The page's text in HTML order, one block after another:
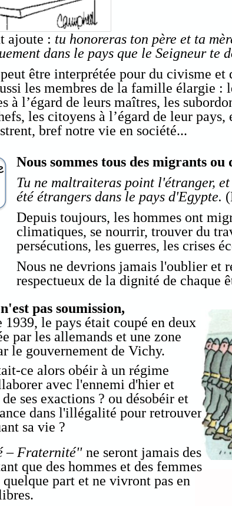
pas soumission,
1939, le pays était coupé en deux
par les allemands et une zone
le gouvernement de Vichy.
ce alors obéir à un régime
avec l'ennemi d'hier et
ses exactions ? ou désobéir et
dans l'illégalité pour retrouver
sa vie ?
– Fraternité'' ne seront jamais des
que des hommes et des femmes
part et ne vivront pas en
Nous sommes tous des migrants
Tu ne maltraiteras point l'étranger,
été étrangers dans le pays d'Egypte.
Depuis toujours, les hommes ont
climatiques, se nourrir, trouver du
persécutions, les guerres, les crises
Nous ne devrions jamais l'oublier et
respectueux de la dignité de chaque
ajoute : tu honoreras ton père et ta
dans le pays que le Seigneur te
être interprétée pour du civisme et
les membres de la famille élargie :
à l’égard de leurs maîtres, les
les citoyens à l’égard de leur pays,
bref notre vie en société...